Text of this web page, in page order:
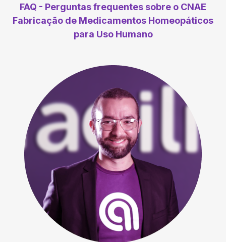
FAQ - Perguntas frequentes sobre o CNAE
Fabricação de Medicamentos Homeopáticos
para Uso Humano